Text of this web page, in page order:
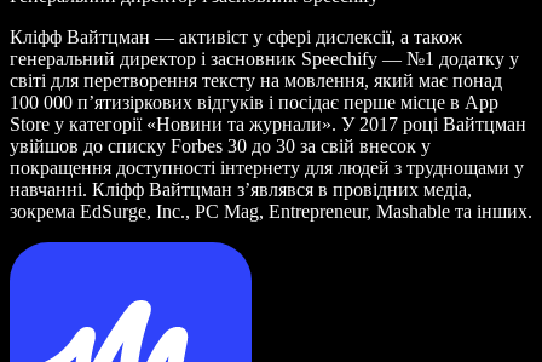
Кліфф Вайтцман — активіст у сфері дислексії, а також
генеральний директор і засновник Speechify — №1 додатку у
світі для перетворення тексту на мовлення, який має понад
100 000 п’ятизіркових відгуків і посідає перше місце в App
Store у категорії «Новини та журнали». У 2017 році Вайтцман
увійшов до списку Forbes 30 до 30 за свій внесок у
покращення доступності інтернету для людей з труднощами у
навчанні. Кліфф Вайтцман з’являвся в провідних медіа,
зокрема EdSurge, Inc., PC Mag, Entrepreneur, Mashable та інших.